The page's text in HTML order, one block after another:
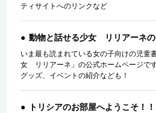
ティサイトへのリンクなど
動物と話せる少女 リリアーネ
いま最も読まれている女の子向けの児童
女 リリアーネ」の公式ホームページで
グッズ、イベントの紹介なども！
トリシアのお部屋へようこそ！！